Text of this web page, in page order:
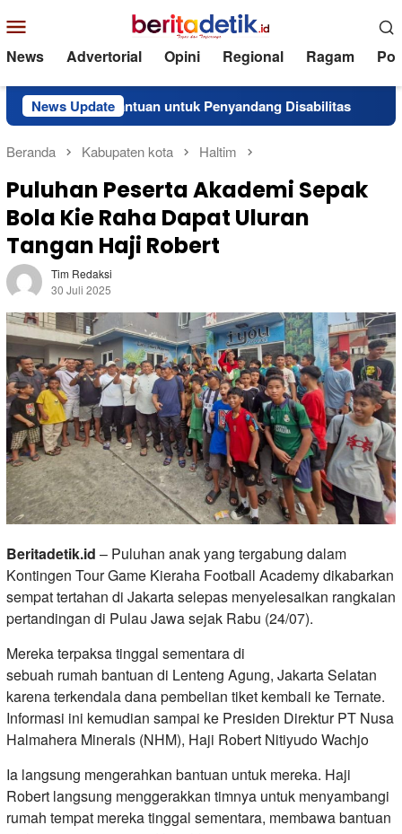
ke
kontenMobile
News Advertorial Opini Regional Ragam
News Update
Bantuan untuk Penyandang Disabilitas
Beranda Kabupaten kota Haltim
Puluhan Peserta Akademi Sepak
Bola Kie Raha Dapat Uluran
Tangan Haji Robert
Tim Redaksi
30 Juli 2025
Beritadetik.id – Puluhan anak yang tergabung dalam
Kontingen Tour Game Kieraha Football Academy dikabarkan
sempat tertahan di Jakarta selepas menyelesaikan rangkaian
pertandingan di Pulau Jawa sejak Rabu (24/07).
Mereka terpaksa tinggal sementara di
sebuah rumah bantuan di Lenteng Agung, Jakarta Selatan
karena terkendala dana pembelian tiket kembali ke Ternate.
Informasi ini kemudian sampai ke Presiden Direktur PT Nusa
Halmahera Minerals (NHM), Haji Robert Nitiyudo Wachjo
Ia langsung mengerahkan bantuan untuk mereka. Haji
Robert langsung menggerakkan timnya untuk menyambangi
rumah tempat mereka tinggal sementara, membawa bantuan